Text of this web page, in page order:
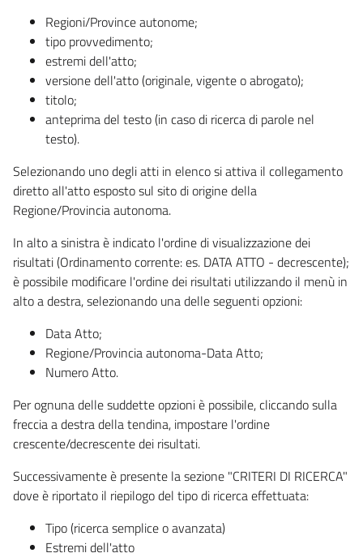
Regioni/Province autonome;
tipo provvedimento;
estremi dell'atto;
versione dell'atto (originale, vigente o abrogato);
titolo;
anteprima del testo (in caso di ricerca di parole nel
testo).
Selezionando uno degli atti in elenco si attiva il collegamento
diretto all'atto esposto sul sito di origine della
Regione/Provincia autonoma.
In alto a sinistra è indicato l'ordine di visualizzazione dei
risultati (Ordinamento corrente: es. DATA ATTO - decrescente);
è possibile modificare l'ordine dei risultati utilizzando il menù in
alto a destra, selezionando una delle seguenti opzioni:
Data Atto;
Regione/Provincia autonoma-Data Atto;
Numero Atto.
Per ognuna delle suddette opzioni è possibile, cliccando sulla
freccia a destra della tendina, impostare l'ordine
crescente/decrescente dei risultati.
Successivamente è presente la sezione "CRITERI DI RICERCA"
dove è riportato il riepilogo del tipo di ricerca effettuata:
Tipo (ricerca semplice o avanzata)
Estremi dell'atto